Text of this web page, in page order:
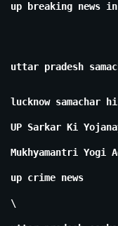
up breaking news
uttar pradesh
lucknow samachar
UP Sarkar Ki
Mukhyamantri Yogi
up crime news
\